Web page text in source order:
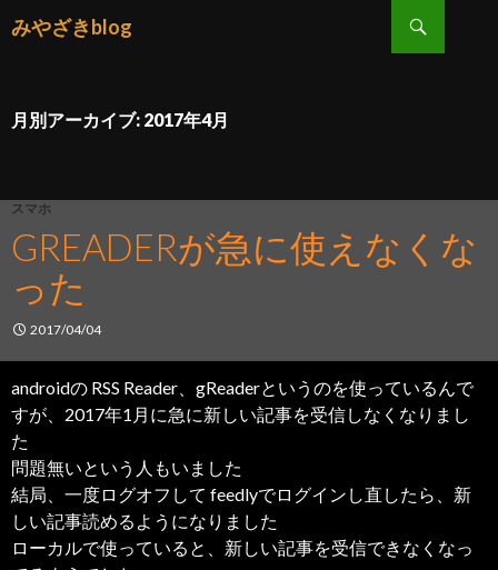
みやざきblog
月別アーカイブ: 2017年4月
スマホ
GREADERが急に使えなくな
った
2017/04/04
androidの RSS Reader、gReaderというのを使っているんで
すが、2017年1月に急に新しい記事を受信しなくなりまし
た
問題無いという人もいました
結局、一度ログオフして feedlyでログインし直したら、新
しい記事読めるようになりました
ローカルで使っていると、新しい記事を受信できなくなっ